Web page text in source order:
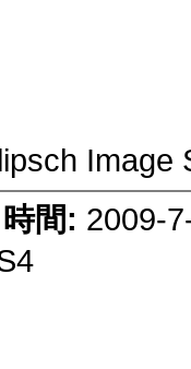
Image
時間: 2009-